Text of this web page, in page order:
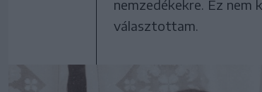
nemzedékekre. Ez nem
választottam.